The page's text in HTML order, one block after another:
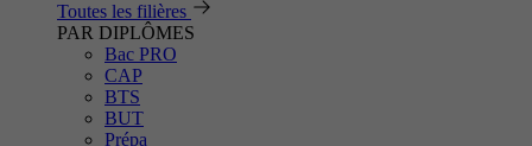
Toutes les filières
PAR DIPLÔMES
Bac PRO
CAP
BTS
BUT
Prépa